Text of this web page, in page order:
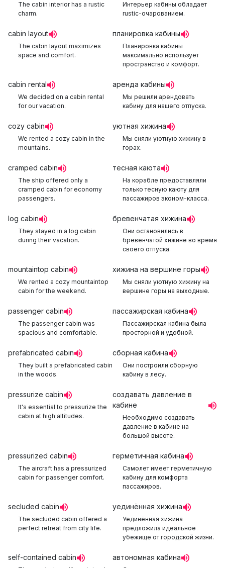
The cabin interior has a rustic
charm.
Интерьер кабины обладает
rustic-очарованием.
cabin layout
The cabin layout maximizes
space and comfort.
планировка кабины
Планировка кабины
максимально использует
пространство и комфорт.
cabin rental
We decided on a cabin rental
for our vacation.
аренда кабины
Мы решили арендовать
кабину для нашего отпуска.
cozy cabin
We rented a cozy cabin in the
mountains.
уютная хижина
Мы сняли уютную хижину в
горах.
cramped cabin
The ship offered only a
cramped cabin for economy
passengers.
тесная каюта
На корабле предоставляли
только тесную каюту для
пассажиров эконом-класса.
log cabin
They stayed in a log cabin
during their vacation.
бревенчатая хижина
Они остановились в
бревенчатой хижине во время
своего отпуска.
mountaintop cabin
We rented a cozy mountaintop
cabin for the weekend.
хижина на вершине горы
Мы сняли уютную хижину на
вершине горы на выходные.
passenger cabin
The passenger cabin was
spacious and comfortable.
пассажирская кабина
Пассажирская кабина была
просторной и удобной.
prefabricated cabin
They built a prefabricated cabin
in the woods.
сборная кабина
Они построили сборную
кабину в лесу.
pressurize cabin
It's essential to pressurize the
cabin at high altitudes.
создавать давление в
кабине
Необходимо создавать
давление в кабине на
большой высоте.
pressurized cabin
The aircraft has a pressurized
cabin for passenger comfort.
герметичная кабина
Самолет имеет герметичную
кабину для комфорта
пассажиров.
secluded cabin
The secluded cabin offered a
perfect retreat from city life.
уединённая хижина
Уединённая хижина
предложила идеальное
убежище от городской жизни.
self-contained cabin автономная кабина